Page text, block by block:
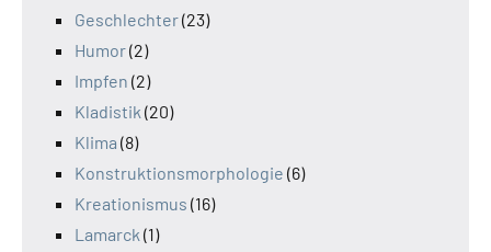
Geschlechter(23)
Humor(2)
Impfen (2)
Kladistik (20)
Klima (8)
Konstruktionsmorphologie (6)
Kreationismus (16)
Lamarck (1)